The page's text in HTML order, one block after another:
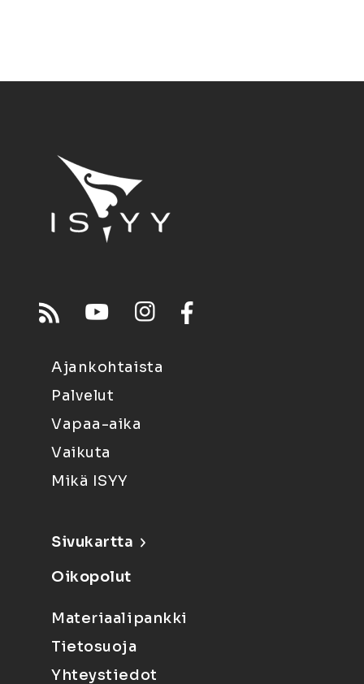
Ajankohtaista
Palvelut
Vapaa-aika
Vaikuta
Mikä ISYY
Sivukartta
Oikopolut
Materiaalipankki
Tietosuoja
Yhteystiedot